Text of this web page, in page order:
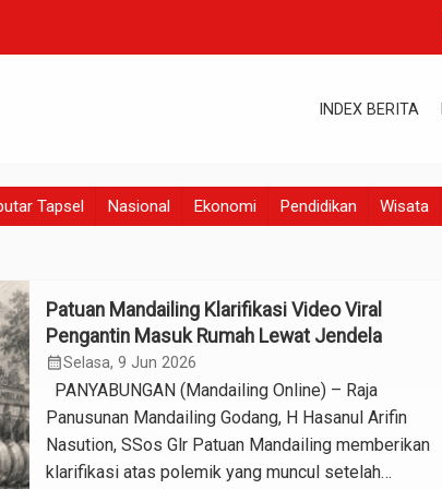
INDEX BERITA
Tapsel Nasional Ekonomi Pendidikan Wisata
Patuan Mandailing Klarifikasi Video Viral
Pengantin Masuk Rumah Lewat Jendela
calendar_monthSelasa, 9 Jun 2026
PANYABUNGAN (Mandailing Online) – Raja
Panusunan Mandailing Godang, H Hasanul Arifin
Nasution, SSos Glr Patuan Mandailing memberikan
klarifikasi atas polemik yang muncul setelah